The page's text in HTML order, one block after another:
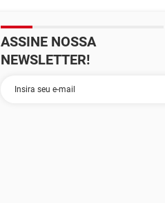
ASSINE NOSSA
NEWSLETTER!